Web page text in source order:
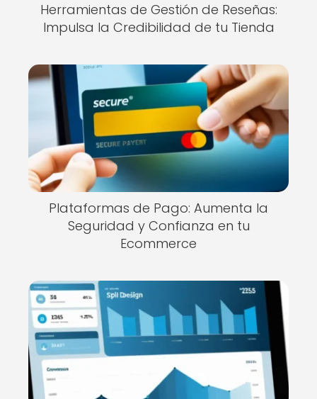
Herramientas de Gestión de Reseñas:
Impulsa la Credibilidad de tu Tienda
Plataformas de Pago: Aumenta la
Seguridad y Confianza en tu
Ecommerce